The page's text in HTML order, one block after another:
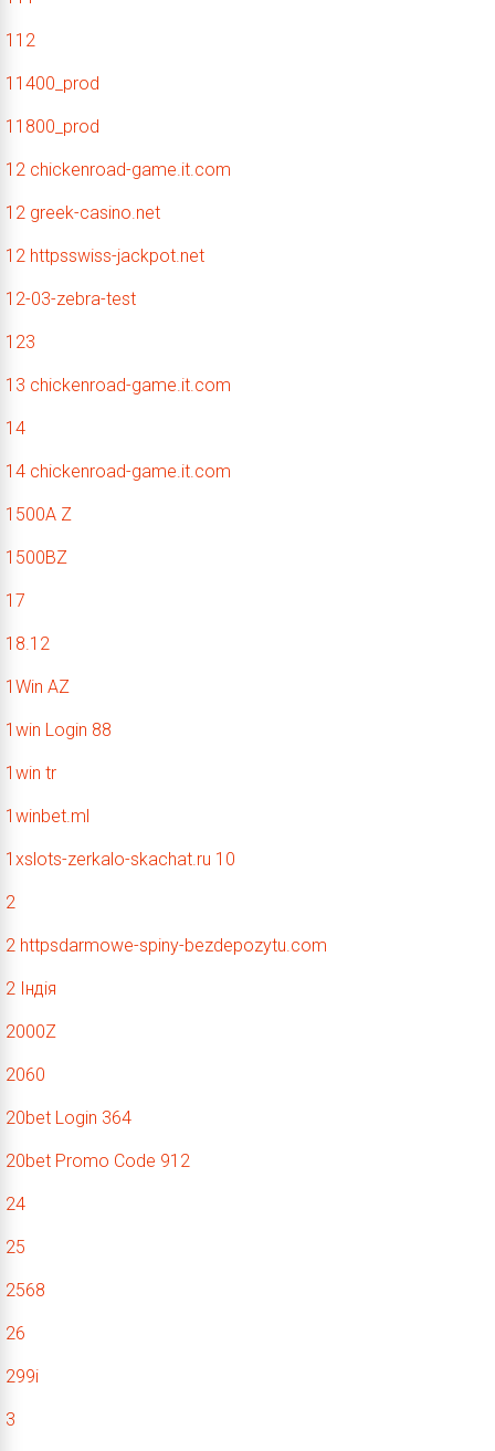
112
11400_prod
11800_prod
12 chickenroad-game.it.com
12 greek-casino.net
12 httpsswiss-jackpot.net
12-03-zebra-test
123
13 chickenroad-game.it.com
14
14 chickenroad-game.it.com
1500A Z
1500BZ
17
18.12
1Win AZ
1win Login 88
1win tr
1winbet.ml
1xslots-zerkalo-skachat.ru 10
2
2 httpsdarmowe-spiny-bezdepozytu.com
2 Індія
2000Z
2060
20bet Login 364
20bet Promo Code 912
24
25
2568
26
299i
3